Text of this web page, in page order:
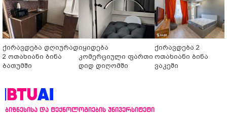
ქირავდება დღიურად
2 ოთახიანი ბინა
ბათუმში
იყიდება
კომერციული ფართი
დიდ დიღომში
ქირავდება 2
ოთახიანი ბინა
ვაკეში
ბიზნესისა და ტექნოლოგიების უნივერსიტეტი